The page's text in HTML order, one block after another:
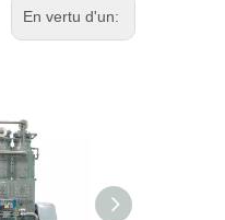
En vertu d'un: